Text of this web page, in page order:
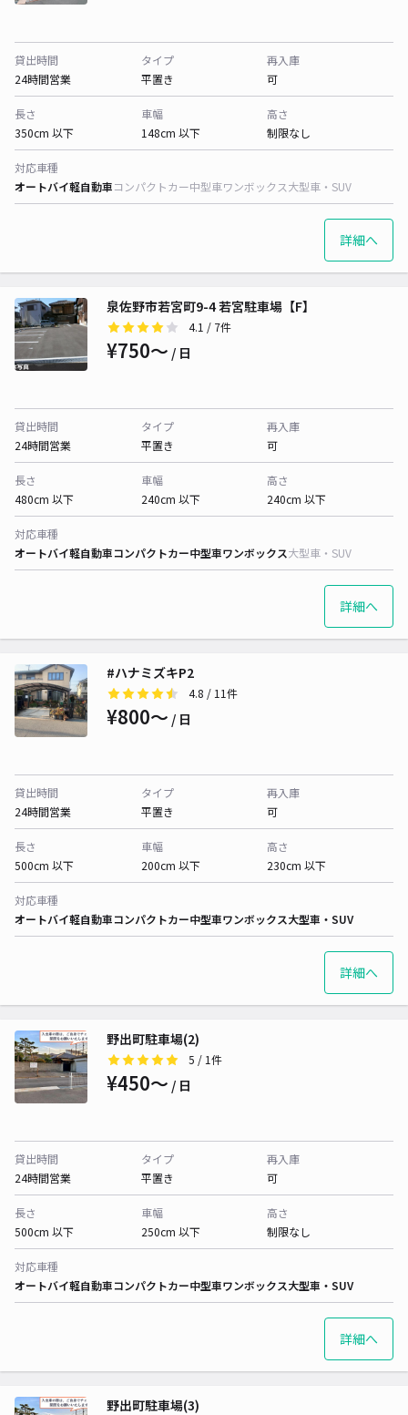
貸出時間
24時間営業
タイプ
平置き
再入庫
可
長さ
350cm 以下
車幅
148cm 以下
高さ
制限なし
対応車種
オートバイ軽自動車コンパクトカー中型車ワンボックス大型車・SUV
詳細へ
泉佐野市若宮町9-4 若宮駐車場【F】
4.1 / 7件
¥750〜 / 日
貸出時間
24時間営業
タイプ
平置き
再入庫
可
長さ
480cm 以下
車幅
240cm 以下
高さ
240cm 以下
対応車種
オートバイ軽自動車コンパクトカー中型車ワンボックス大型車・SUV
詳細へ
#ハナミズキP2
4.8 / 11件
¥800〜 / 日
貸出時間
24時間営業
タイプ
平置き
再入庫
可
長さ
500cm 以下
車幅
200cm 以下
高さ
230cm 以下
対応車種
オートバイ軽自動車コンパクトカー中型車ワンボックス大型車・SUV
詳細へ
野出町駐車場(2)
5 / 1件
¥450〜 / 日
貸出時間
24時間営業
タイプ
平置き
再入庫
可
長さ
500cm 以下
車幅
250cm 以下
高さ
制限なし
対応車種
オートバイ軽自動車コンパクトカー中型車ワンボックス大型車・SUV
詳細へ
野出町駐車場(3)